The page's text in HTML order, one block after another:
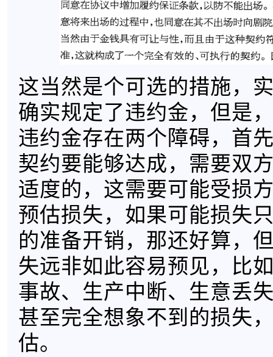
这当然是个可选的措施，
确实规定了违约金，但是
违约金存在两个障碍，首
契约要能够达成，需要双
适度的，这需要可能受损
预估损失，如果可能损失
的准备开销，那还好算，
失远非如此容易预见，比
事故、生产中断、生意丢
甚至完全想象不到的损失
估。